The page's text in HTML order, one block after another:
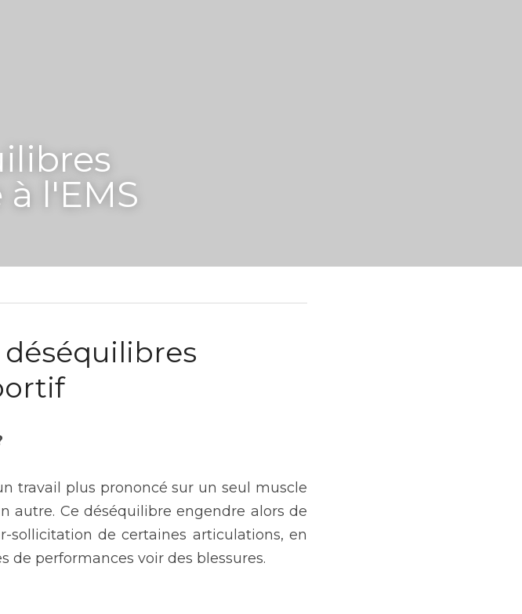
l'EMS
travail plus prononcé sur un seul muscle
Ce déséquilibre engendre alors de
sollicitation de certaines articulations, en
de performances voir des blessures.